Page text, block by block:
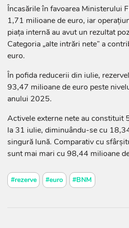
Încasările în favoarea Ministerului
1,71 milioane de euro, iar
piața internă au avut un rezultat
Categoria „alte intrări nete” a
euro.
În pofida reducerii din iulie,
93,47 milioane de euro peste
anului 2025.
Activele externe nete au constituit
la 31 iulie, diminuându-se cu
singură lună. Comparativ cu
sunt mai mari cu 98,44 milioane
#rezerve #euro #BNM